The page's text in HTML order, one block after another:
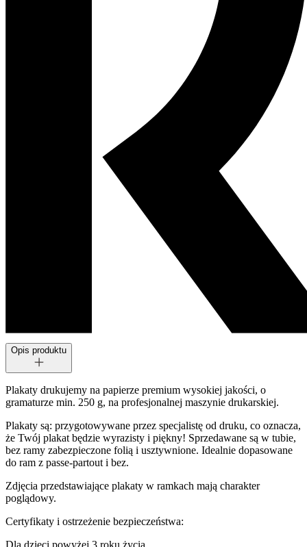
Opis produktu
Plakaty drukujemy na papierze premium wysokiej jakości, o
gramaturze min. 250 g, na profesjonalnej maszynie drukarskiej.
Plakaty są: przygotowywane przez specjalistę od druku, co oznacza,
że Twój plakat będzie wyrazisty i piękny! Sprzedawane są w tubie,
bez ramy zabezpieczone folią i usztywnione. Idealnie dopasowane
do ram z passe-partout i bez.
Zdjęcia przedstawiające plakaty w ramkach mają charakter
poglądowy.
Certyfikaty i ostrzeżenie bezpieczeństwa:
Dla dzieci powyżej 3 roku życia.